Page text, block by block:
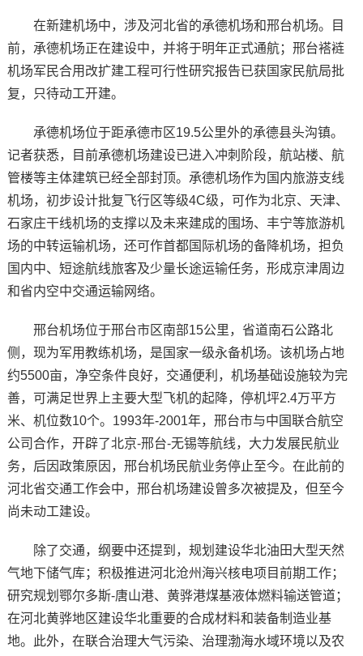
在新建机场中，涉及河北省的承德机场和邢台机场。目
前，承德机场正在建设中，并将于明年正式通航；邢台褡裢
机场军民合用改扩建工程可行性研究报告已获国家民航局批
复，只待动工开建。
承德机场位于距承德市区19.5公里外的承德县头沟镇。
记者获悉，目前承德机场建设已进入冲刺阶段，航站楼、航
管楼等主体建筑已经全部封顶。承德机场作为国内旅游支线
机场，初步设计批复飞行区等级4C级，可作为北京、天津、
石家庄干线机场的支撑以及未来建成的围场、丰宁等旅游机
场的中转运输机场，还可作首都国际机场的备降机场，担负
国内中、短途航线旅客及少量长途运输任务，形成京津周边
和省内空中交通运输网络。
邢台机场位于邢台市区南部15公里，省道南石公路北
侧，现为军用教练机场，是国家一级永备机场。该机场占地
约5500亩，净空条件良好，交通便利，机场基础设施较为完
善，可满足世界上主要大型飞机的起降，停机坪2.4万平方
米、机位数10个。1993年-2001年，邢台市与中国联合航空
公司合作，开辟了北京-邢台-无锡等航线，大力发展民航业
务，后因政策原因，邢台机场民航业务停止至今。在此前的
河北省交通工作会中，邢台机场建设曾多次被提及，但至今
尚未动工建设。
除了交通，纲要中还提到，规划建设华北油田大型天然
气地下储气库；积极推进河北沧州海兴核电项目前期工作；
研究规划鄂尔多斯-唐山港、黄骅港煤基液体燃料输送管道；
在河北黄骅地区建设华北重要的合成材料和装备制造业基
地。此外，在联合治理大气污染、治理渤海水域环境以及农